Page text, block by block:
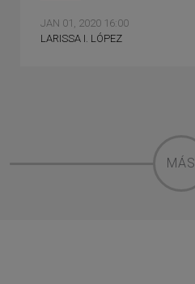
JAN 01, 2020 16:00
LARISSA I. LÓPEZ
MÁS